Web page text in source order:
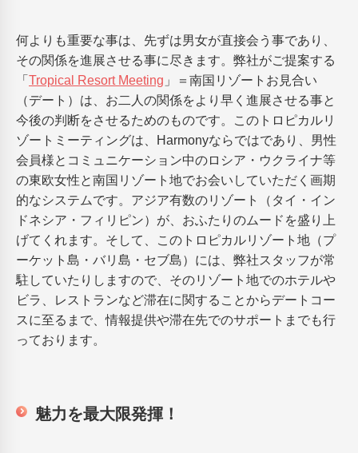
何よりも重要な事は、先ずは男女が直接会う事であり、
その関係を進展させる事に尽きます。弊社がご提案する
「 Tropical Resort Meeting 」＝南国リゾートお見合い
（デート）は、お二人の関係をより早く進展させる事と
今後の判断をさせるためのものです。このトロピカルリ
ゾートミーティングは、Harmonyならではであり、男性
会員様とコミュニケーション中のロシア・ウクライナ等
の東欧女性と南国リゾート地でお会いしていただく画期
的なシステムです。アジア有数のリゾート（タイ・イン
ドネシア・フィリピン）が、おふたりのムードを盛り上
げてくれます。そして、このトロピカルリゾート地（プ
ーケット島・バリ島・セブ島）には、弊社スタッフが常
駐していたりしますので、そのリゾート地でのホテルや
ビラ、レストランなど滞在に関することからデートコー
スに至るまで、情報提供や滞在先でのサポートまでも行
っております。
魅力を最大限発揮！